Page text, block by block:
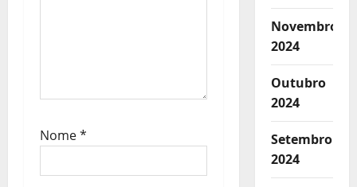
Nome*
Novembro
2024
Outubro
2024
Setembro
2024